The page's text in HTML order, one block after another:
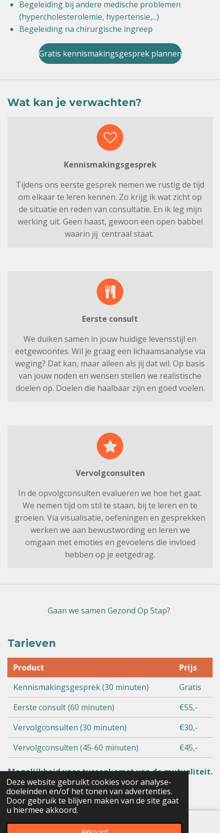
Deze website gebruikt cookies voor analyse-
doeleinden en/of het tonen van advertenties.
Door gebruik te blijven maken van de site gaat
u hiermee akkoord.
Begeleiding bij andere medische problemen
(hypercholesterolemie, hypertensie,...)
Begeleiding na chirurgische ingreep
Gratis kennismakingsgesprek plannen
Wat kan je verwachten?
Kennismakingsgesprek
Tijdens ons eerste gesprek nemen we rustig de tijd
om elkaar te leren kennen. Zo krijg ik wat zicht op
de situatie en reden van consultatie. En ik leg mijn
werking uit. Geen haast, gewoon een open babbel
waarin jij centraal staat.
Eerste consult
We duiken samen in jouw huidige levensstijl en
eetgewoontes. Wil je graag een lichaamsanalyse via
weging? Dat kan, maar alleen als jij dat wil. Op basis
van jouw noden en wensen stellen we realistische
doelen op. Doelen die haalbaar zijn en goed voelen.
Vervolgconsulten
In de opvolgconsulten evalueren we hoe het gaat.
We nemen tijd om stil te staan, bij te leren en te
groeien. Via visualisatie, oefeningen en gesprekken
werken we aan bewustwording en leren we
omgaan met emoties en gevoelens die invloed
hebben op je eetgedrag.
Gaan we samen Gezond Op Stap?
Tarieven
Product
Prijs
Kennismakingsgesprek (30 minuten)
Gratis
Eerste consult (60 minuten)
€55,-
Vervolgconsulten (30 minuten)
€30,-
Vervolgconsulten (45-60 minuten)
€45,-
Mogelijkheid voor tussenkomst van de mutualiteit.
Meer weten over terugbetalingen